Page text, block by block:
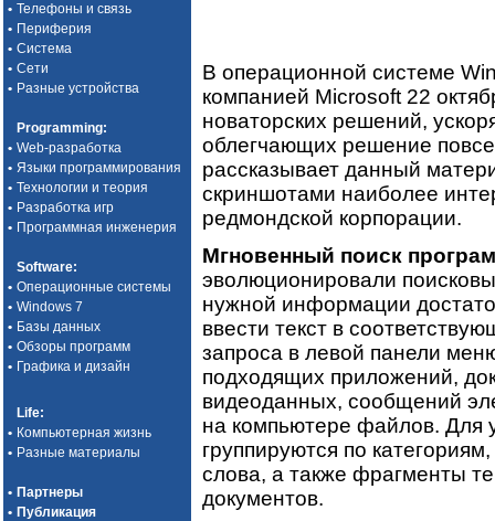
• Телефоны и связь
• Периферия
• Система
• Сети
• Разные устройства
Programming:
• Web-разработка
• Языки программирования
• Технологии и теория
• Разработка игр
• Программная инженерия
Software:
• Операционные системы
• Windows 7
• Базы данных
• Обзоры программ
• Графика и дизайн
Life:
• Компьютерная жизнь
• Разные материалы
• Партнеры
• Публикация
В операционной системе
компанией Microsoft 22
новаторских решений,
облегчающих решение
рассказывает данный
скриншотами наиболее
редмондской корпорации.
Мгновенный поиск
эволюционировали
нужной информации
ввести текст в
запроса в левой панели
подходящих приложений,
видеоданных, сообщений
на компьютере файлов. Для
группируются по
слова, а также фрагменты
документов.